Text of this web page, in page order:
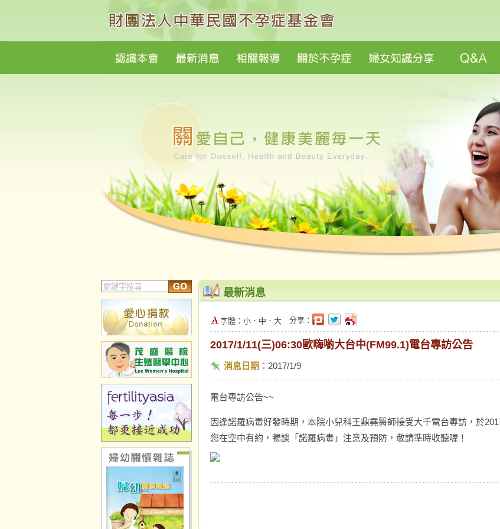
最新消息
字體： 小 ． 中 ． 大 分享：
2017/1/11(三)06:30歐嗨喲大台中(FM99.1)電台專訪公告
消息日期： 2017/1/9
電台專訪公告~~
因逢諾羅病毒好發時期，本院小兒科王鼎堯醫師接受大千電台專訪，於
您在空中有約，暢談「諾羅病毒」注意及預防，敬請準時收聽喔！